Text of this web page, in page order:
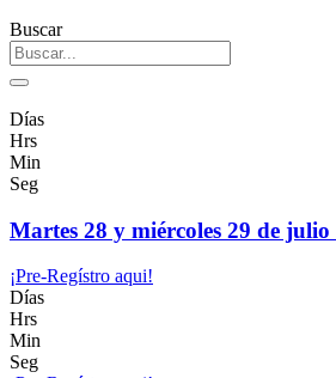
Buscar
Días
Hrs
Min
Seg
Martes 28 y miércoles 29 de
¡Pre-Regístro aqui!
Días
Hrs
Min
Seg